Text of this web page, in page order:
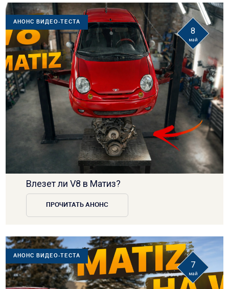
АНОНС ВИДЕО-ТЕСТА
8
май
Влезет ли V8 в Матиз?
ПРОЧИТАТЬ АНОНС
АНОНС ВИДЕО-ТЕСТА
7
май